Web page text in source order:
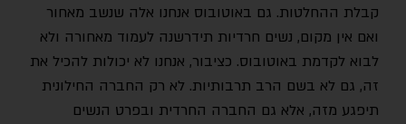
קבלת ההחלטות. גם באוטובוס אנחנו אלה שנשב מאחור
ואם אין מקום, נשים חרדיות תידרשנה לעמוד מאחורה ולא
לבוא לקדמת באוטובוס. כציבור, אנחנו לא יכולות להכיל את
זה, גם לא בשם הרב תרבותיות. לא רק החברה החילונית
תיפגע מזה, אלא גם החברה החרדית ובפרט הנשים